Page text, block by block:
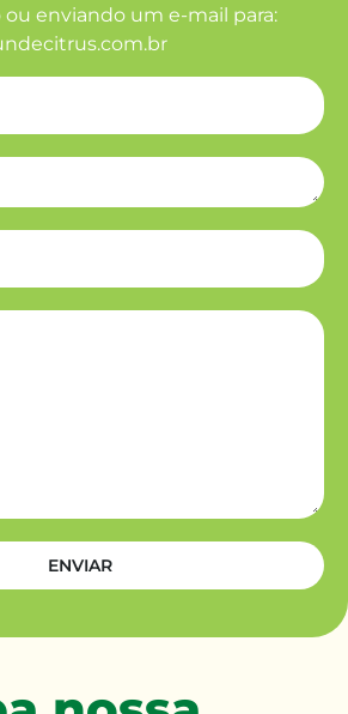
enviando um e-mail para:
ENVIAR